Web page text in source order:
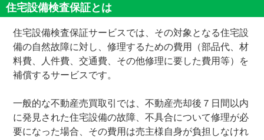
住宅設備検査保証とは
住宅設備検査保証サービスでは、その対象となる住宅設
備の自然故障に対し、修理するための費用（部品代、材
料費、人件費、交通費、その他修理に要した費用等）を
補償するサービスです。
一般的な不動産売買取引では、不動産売却後７日間以内
に発見された住宅設備の故障、不具合について修理が必
要になった場合、その費用は売主様自身が負担しなけれ